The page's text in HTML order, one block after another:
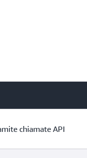
chiamate API